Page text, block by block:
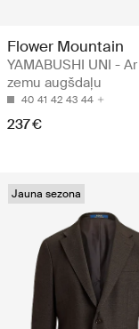
Flower Mountain
YAMABUSHI UNI - Ar
zemu augšdaļu
40 41 42 43 44
237 €
Jauna sezona